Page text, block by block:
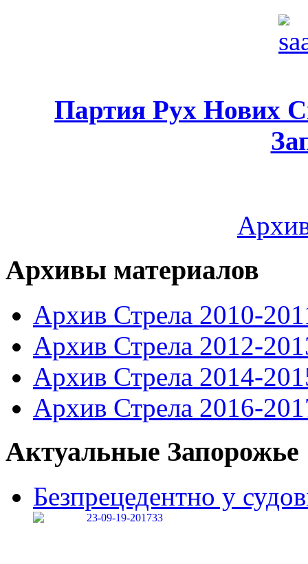
Партия Рух Нових
Архивы материалов
Архив Стрела 2010-
Архив Стрела 2012-
Архив Стрела 2014-
Архив Стрела 2016-
Актуальные Запорожье
Безпрецедентно у